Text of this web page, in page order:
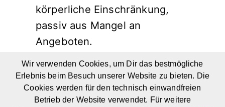
körperliche Einschränkung,
passiv aus Mangel an
Angeboten.
Weiterlesen
Wir verwenden Cookies, um Dir das bestmögliche
Erlebnis beim Besuch unserer Website zu bieten. Die
Cookies werden für den technisch einwandfreien
Betrieb der Website verwendet. Für weitere